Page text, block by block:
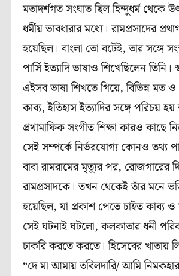
মতাদর্শগত সংঘাত ছিল হিন্দুধর্ম থেকে
ধর্মীয় ভাবধারার মধ্যে। রামপ্রসাদের
হয়েছিল। বাংলা তো বটেই, তার সঙ্গে
পার্সি ইত‍্যাদি ভাষাও শিখেছিলেন তিনি।
এইসব ভাষা শিখতে গিয়ে, বিভিন্ন মত
কাব‍্য, ইতিহাস ইত‍্যাদির সঙ্গে পরিচয়
প্রথামাফিক সংগীত শিক্ষা কারও কাছে
সেই সম্পর্কে নির্ভরযোগ্য কোনও তথ্য
বাবা রামরামের মৃত্যুর পর, রোজগারের
রামপ্রসাদকে। তখন থেকেই তাঁর মনে
হয়েছিল, যা প্রকাশ পেতে চাইত কাব‍্য
সেই ঘটনাই ঘটলো, কলকাতার ধনী
চাকরি করতে করতে। হিসেবের খাতায়
“দে মা আমায় তবিলদারি/ আমি